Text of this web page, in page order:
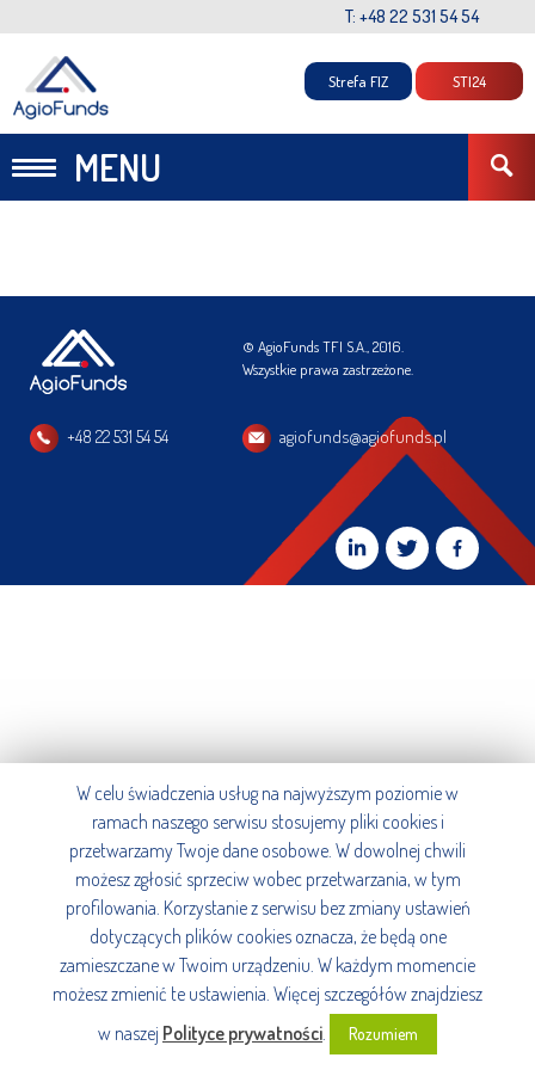
T: +48 22 531 54 54
MENU
Strefa FIZ STI24
© AgioFunds TFI S.A., 2016.
Wszystkie prawa zastrzeżone.
+48 22 531 54 54 agiofunds@agiofunds.pl
W celu świadczenia usług na najwyższym poziomie w
ramach naszego serwisu stosujemy pliki cookies i
przetwarzamy Twoje dane osobowe. W dowolnej chwili
możesz zgłosić sprzeciw wobec przetwarzania, w tym
profilowania. Korzystanie z serwisu bez zmiany ustawień
dotyczących plików cookies oznacza, że będą one
zamieszczane w Twoim urządzeniu. W każdym momencie
możesz zmienić te ustawienia. Więcej szczegółów znajdziesz
w naszej Polityce prywatności. Rozumiem